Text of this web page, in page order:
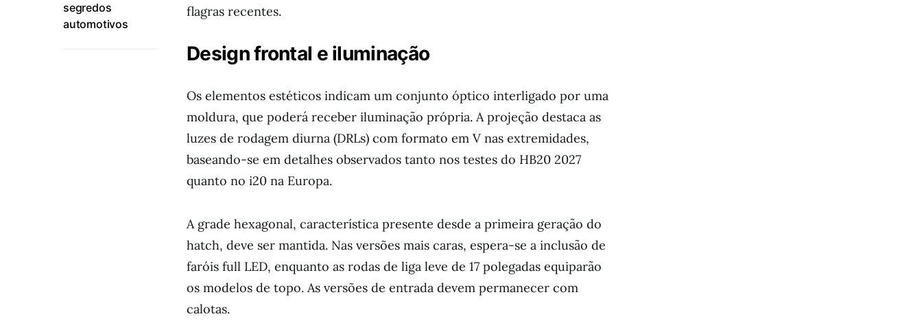
segredos
automotivos
flagras recentes.
Design frontal e iluminação
Os elementos estéticos indicam um conjunto óptico interligado por uma
moldura, que poderá receber iluminação própria. A projeção destaca as
luzes de rodagem diurna (DRLs) com formato em V nas extremidades,
baseando-se em detalhes observados tanto nos testes do HB20 2027
quanto no i20 na Europa.
A grade hexagonal, característica presente desde a primeira geração do
hatch, deve ser mantida. Nas versões mais caras, espera-se a inclusão de
faróis full LED, enquanto as rodas de liga leve de 17 polegadas equiparão
os modelos de topo. As versões de entrada devem permanecer com
calotas.